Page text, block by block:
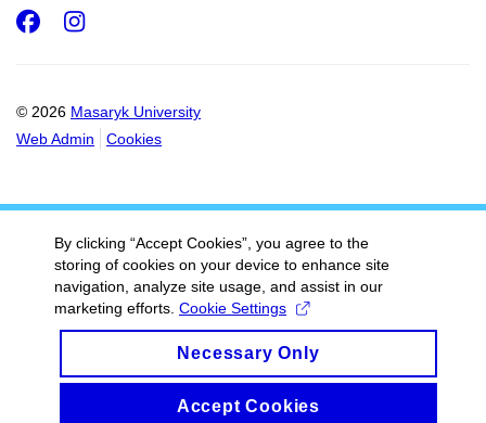
© 2026 Masaryk University
Web Admin
Cookies
Facebook
Instagram
By clicking “Accept Cookies”, you agree to the
storing of cookies on your device to enhance site
navigation, analyze site usage, and assist in our
marketing efforts. Cookie Settings
Necessary Only
Accept Cookies